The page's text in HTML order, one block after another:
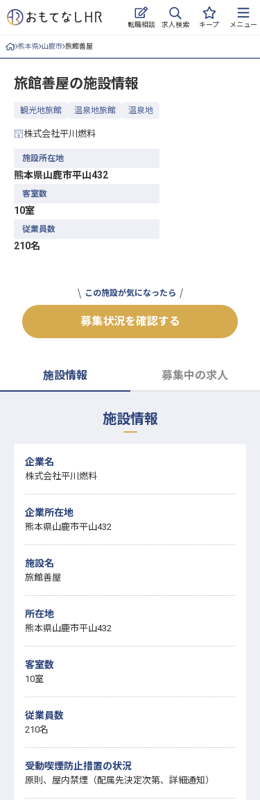
転職相談 求人検索 キープ メニュー
ログイン
求人・施設を探す
キープした求人
おもてなしHRについて
よくある質問
転職サポートに申し込む
採用をお考えの企業様へ
熊本県 山鹿市 旅館善屋
旅館善屋の施設情報
観光地旅館 温泉地旅館 温泉地
株式会社平川燃料
施設所在地
熊本県山鹿市平山432
客室数
10室
従業員数
210名
この施設が気になったら
募集状況を確認する
施設情報 募集中の求人
施設情報
企業名
株式会社平川燃料
企業所在地
熊本県山鹿市平山432
施設名
旅館善屋
所在地
熊本県山鹿市平山432
客室数
10室
従業員数
210名
受動喫煙防止措置の状況
原則、屋内禁煙（配属先決定次第、詳細通知）